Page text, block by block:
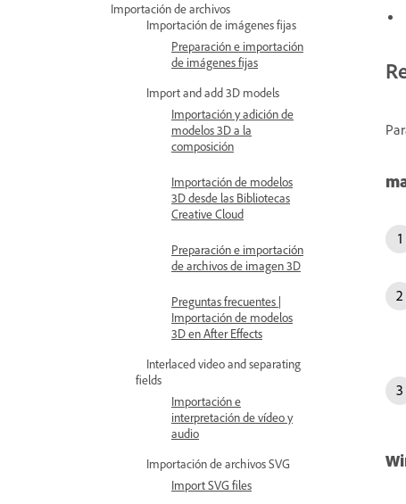
Importación de archivos
Importación de imágenes fijas
Preparación e importación
de imágenes fijas
Import and add 3D models
Importación y adición de
modelos 3D a la
composición
Importación de modelos
3D desde las Bibliotecas
Creative Cloud
Preparación e importación
de archivos de imagen 3D
Preguntas frecuentes |
Importación de modelos
3D en After Effects
Interlaced video and separating
fields
Importación e
interpretación de vídeo y
audio
Importación de archivos SVG
Import SVG files